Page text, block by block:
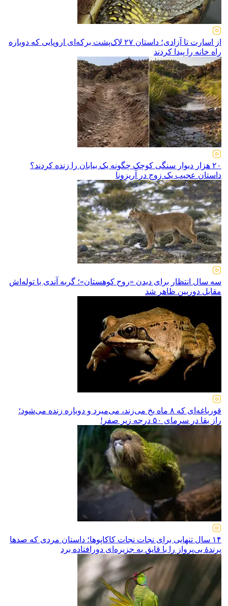
از اسارت تا آزادی؛ داستان ۲۷ لاک‌پشت برکه‌ای اروپایی که دوباره
راه خانه را پیدا کردند
۲۰ هزار دیوار سنگی کوچک چگونه یک بیابان را زنده کردند؟
داستان عجیب یک زوج در آریزونا
سه سال انتظار برای دیدن «روح کوهستان»؛ گربه آندی با توله‌اش
مقابل دوربین ظاهر شد
قورباغه‌ای که ۸ ماه یخ می‌زند، می‌میرد و دوباره زنده می‌شود؛
راز بقا در سرمای ۵۰ درجه زیر صفر!
۱۴ سال تنهایی برای نجات نجات کاکاپوها؛ داستان مردی که صدها
پرندهٔ بی‌پرواز را با قایق به جزیره‌ای دورافتاده برد